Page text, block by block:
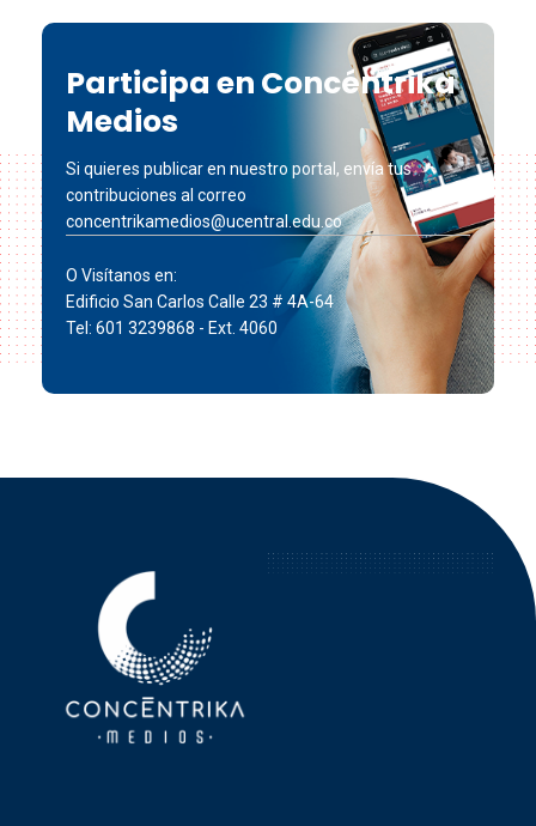
Participa en Concéntrika
Medios
Si quieres publicar en nuestro portal, envía tus
contribuciones al correo
concentrikamedios@ucentral.edu.co
O Visítanos en:
Edificio San Carlos Calle 23 # 4A-64
Tel: 601 3239868 - Ext. 4060